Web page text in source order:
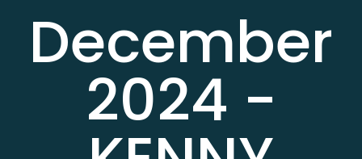
December
2024 -